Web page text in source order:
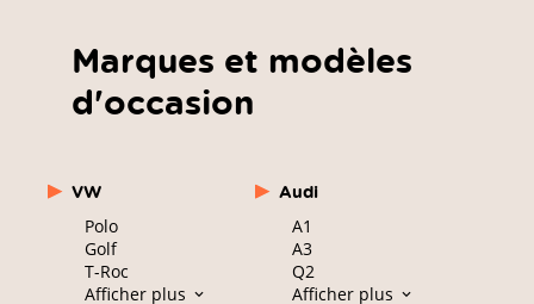
Marques et modèles
d'occasion
VW
Polo
Golf
T-Roc
Afficher plus
Audi
A1
A3
Q2
Afficher plus